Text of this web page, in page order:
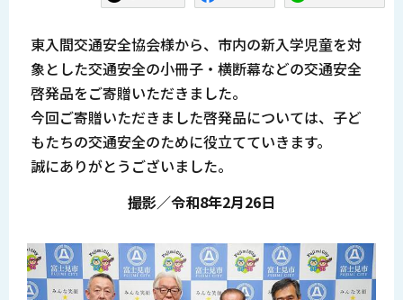
東入間交通安全協会様から、市内の新入学児童を対
象とした交通安全の小冊子・横断幕などの交通安全
啓発品をご寄贈いただきました。
今回ご寄贈いただきました啓発品については、子ど
もたちの交通安全のために役立てていきます。
誠にありがとうございました。
撮影／令和8年2月26日